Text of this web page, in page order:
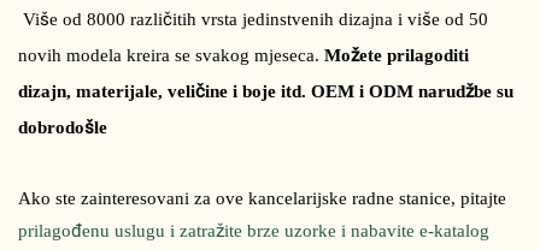
Više od 8000 različitih vrsta jedinstvenih dizajna i više od 50
novih modela kreira se svakog mjeseca. Možete prilagoditi
dizajn, materijale, veličine i boje itd. OEM i ODM narudžbe su
dobrodošle
Ako ste zainteresovani za ove kancelarijske radne stanice, pitajte
prilagođenu uslugu i zatražite brze uzorke i nabavite e-katalog